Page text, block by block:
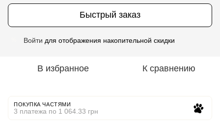
Быстрый заказ
Войти для отображения накопительной скидки
В избранное К сравнению
ПОКУПКА ЧАСТЯМИ
3 платежа по 1 064.33 грн